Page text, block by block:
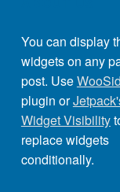
You can display
widgets on any
post. Use
plugin or
Widget Visibility
replace widgets
conditionally.